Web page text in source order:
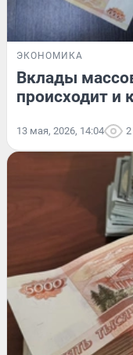
ЭКОНОМИКА
Вклады
происходит и
13 мая, 2026, 14:04